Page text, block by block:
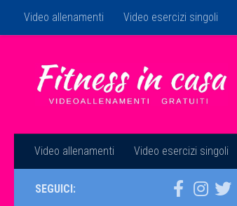
Salta al contenuto
Video allenamenti Video esercizi singoli
Video allenamenti Video esercizi singoli
SEGUICI: